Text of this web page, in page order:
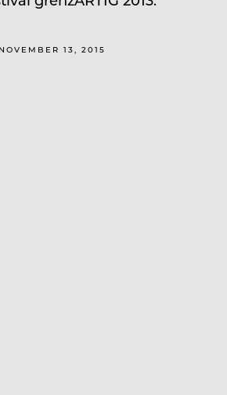
NOVEMBER 13, 2015